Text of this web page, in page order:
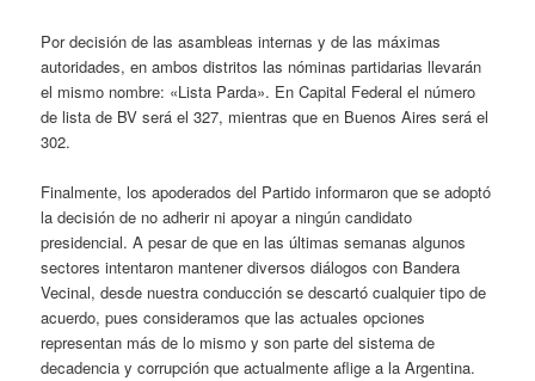
Por decisión de las asambleas internas y de las máximas
autoridades, en ambos distritos las nóminas partidarias llevarán
el mismo nombre: «Lista Parda». En Capital Federal el número
de lista de BV será el 327, mientras que en Buenos Aires será el
302.
Finalmente, los apoderados del Partido informaron que se adoptó
la decisión de no adherir ni apoyar a ningún candidato
presidencial. A pesar de que en las últimas semanas algunos
sectores intentaron mantener diversos diálogos con Bandera
Vecinal, desde nuestra conducción se descartó cualquier tipo de
acuerdo, pues consideramos que las actuales opciones
representan más de lo mismo y son parte del sistema de
decadencia y corrupción que actualmente aflige a la Argentina.